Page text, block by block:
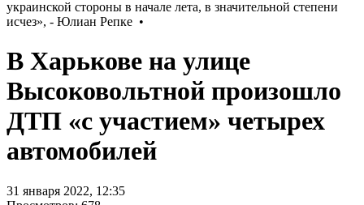
В Харькове на улице
Высоковольтной произошло
ДТП «с участием» четырех
автомобилей
31 января 2022, 12:35